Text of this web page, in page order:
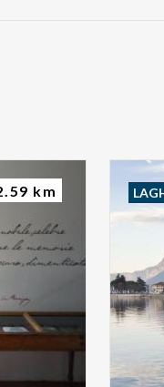
km